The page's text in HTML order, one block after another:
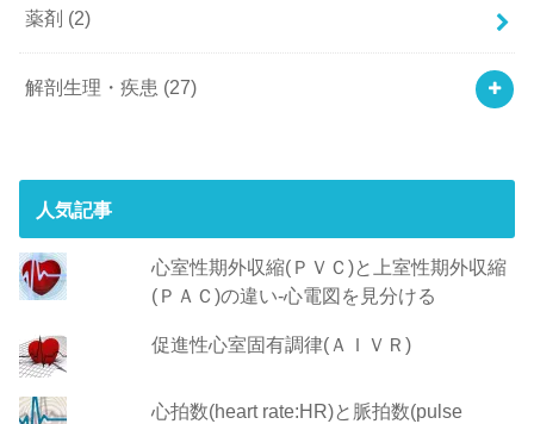
薬剤 (2)
解剖生理・疾患 (27)
人気記事
心室性期外収縮(ＰＶＣ)と上室性期外収縮
(ＰＡＣ)の違い-心電図を見分ける
促進性心室固有調律(ＡＩＶＲ)
心拍数(heart rate:HR)と脈拍数(pulse